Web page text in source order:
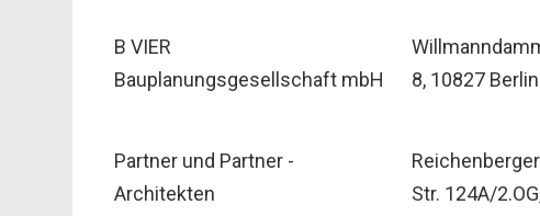
B VIER
Bauplanungsgesellschaft mbH
8, 10827 Berlin
Partner und Partner -
Architekten
Reichenberger
Str. 124A/